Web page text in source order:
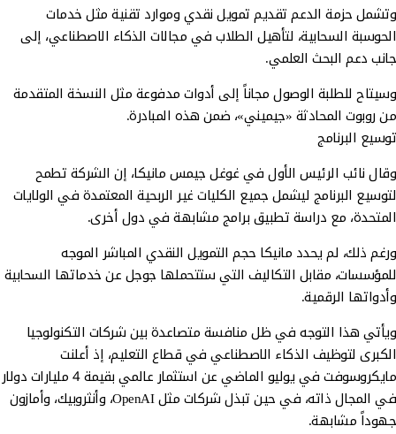
وتشمل حزمة الدعم تقديم تمويل نقدي وموارد تقنية مثل خدمات
الحوسبة السحابية، لتأهيل الطلاب في مجالات الذكاء الاصطناعي، إلى
جانب دعم البحث العلمي.
وسيتاح للطلبة الوصول مجاناً إلى أدوات مدفوعة مثل النسخة المتقدمة
من روبوت المحادثة «جيميني»، ضمن هذه المبادرة.
توسيع البرنامج
وقال نائب الرئيس الأول في غوغل جيمس مانيكا، إن الشركة تطمح
لتوسيع البرنامج ليشمل جميع الكليات غير الربحية المعتمدة في الولايات
المتحدة، مع دراسة تطبيق برامج مشابهة في دول أخرى.
ورغم ذلك، لم يحدد مانيكا حجم التمويل النقدي المباشر الموجه
للمؤسسات، مقابل التكاليف التي ستتحملها جوجل عن خدماتها السحابية
وأدواتها الرقمية.
ويأتي هذا التوجه في ظل منافسة متصاعدة بين شركات التكنولوجيا
الكبرى لتوظيف الذكاء الاصطناعي في قطاع التعليم، إذ أعلنت
مايكروسوفت في يوليو الماضي عن استثمار عالمي بقيمة 4 مليارات دولار
في المجال ذاته، في حين تبذل شركات مثل OpenAI، وأنثروبيك، وأمازون
جهوداً مشابهة.